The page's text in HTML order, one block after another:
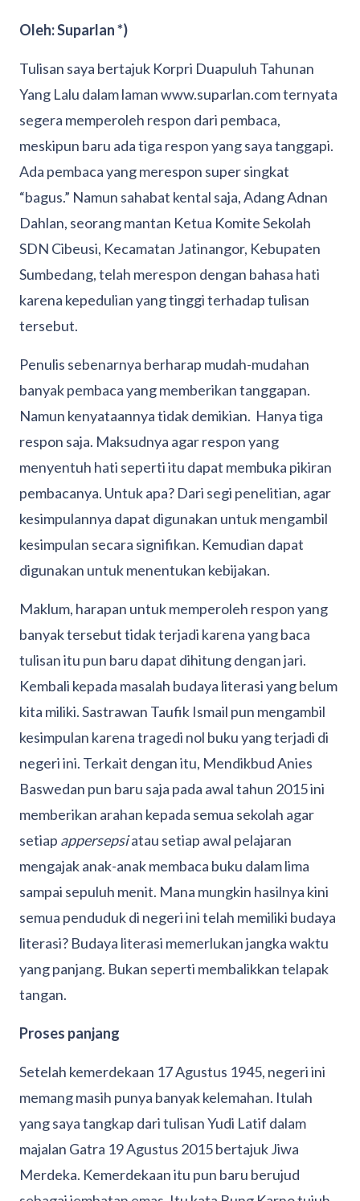
Oleh: Suparlan *)
Tulisan saya bertajuk Korpri Duapuluh Tahunan
Yang Lalu dalam laman www.suparlan.com ternyata
segera memperoleh respon dari pembaca,
meskipun baru ada tiga respon yang saya tanggapi.
Ada pembaca yang merespon super singkat
“bagus.” Namun sahabat kental saja, Adang Adnan
Dahlan, seorang mantan Ketua Komite Sekolah
SDN Cibeusi, Kecamatan Jatinangor, Kebupaten
Sumbedang, telah merespon dengan bahasa hati
karena kepedulian yang tinggi terhadap tulisan
tersebut.
Penulis sebenarnya berharap mudah-mudahan
banyak pembaca yang memberikan tanggapan.
Namun kenyataannya tidak demikian. Hanya tiga
respon saja. Maksudnya agar respon yang
menyentuh hati seperti itu dapat membuka pikiran
pembacanya. Untuk apa? Dari segi penelitian, agar
kesimpulannya dapat digunakan untuk mengambil
kesimpulan secara signifikan. Kemudian dapat
digunakan untuk menentukan kebijakan.
Maklum, harapan untuk memperoleh respon yang
banyak tersebut tidak terjadi karena yang baca
tulisan itu pun baru dapat dihitung dengan jari.
Kembali kepada masalah budaya literasi yang belum
kita miliki. Sastrawan Taufik Ismail pun mengambil
kesimpulan karena tragedi nol buku yang terjadi di
negeri ini. Terkait dengan itu, Mendikbud Anies
Baswedan pun baru saja pada awal tahun 2015 ini
memberikan arahan kepada semua sekolah agar
setiap appersepsiatau setiap awal pelajaran
mengajak anak-anak membaca buku dalam lima
sampai sepuluh menit. Mana mungkin hasilnya kini
semua penduduk di negeri ini telah memiliki budaya
literasi? Budaya literasi memerlukan jangka waktu
yang panjang. Bukan seperti membalikkan telapak
tangan.
Proses panjang
Setelah kemerdekaan 17 Agustus 1945, negeri ini
memang masih punya banyak kelemahan. Itulah
yang saya tangkap dari tulisan Yudi Latif dalam
majalan Gatra 19 Agustus 2015 bertajuk Jiwa
Merdeka. Kemerdekaan itu pun baru berujud